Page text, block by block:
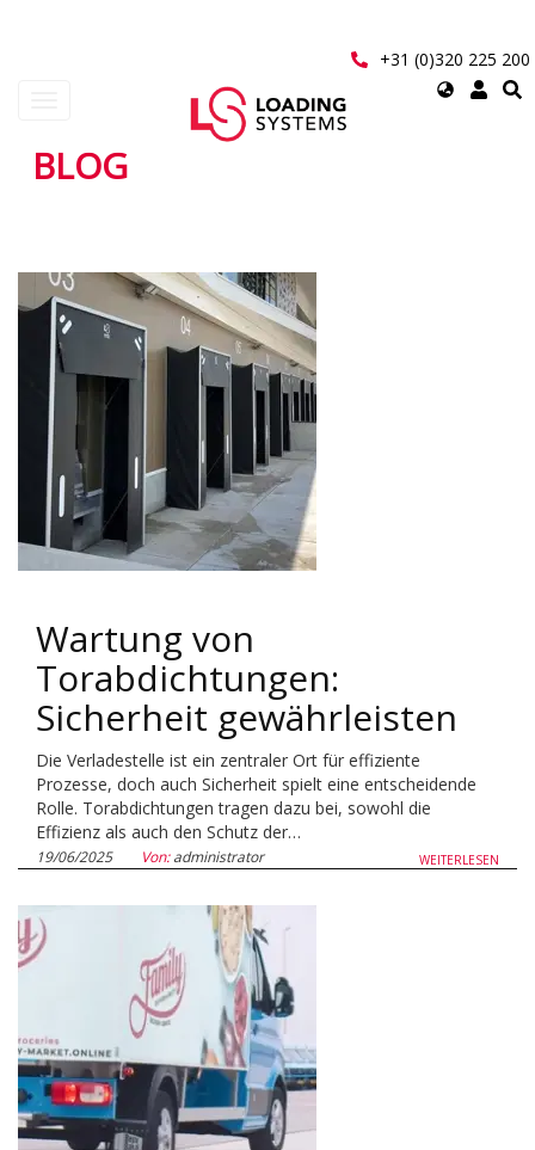
+31 (0)320 225 200
Select
menu
aktivieren/deaktivieren
BLOG
Wartung von
Torabdichtungen:
Sicherheit gewährleisten
Die Verladestelle ist ein zentraler Ort für effiziente
Prozesse, doch auch Sicherheit spielt eine entscheidende
Rolle. Torabdichtungen tragen dazu bei, sowohl die
Effizienz als auch den Schutz der…
WEITERLESEN
19/06/2025 Von:administrator
Seitennummerierung